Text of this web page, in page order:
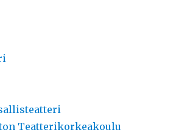
Teatterikorkeakoulu